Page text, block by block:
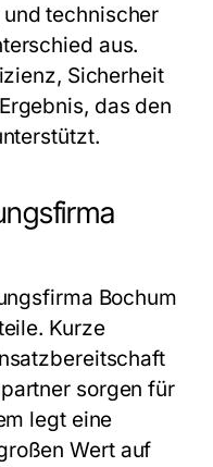
technischer
aus.
Sicherheit
das den
Bochum
Kurze
sorgen für
legt eine
Wert auf